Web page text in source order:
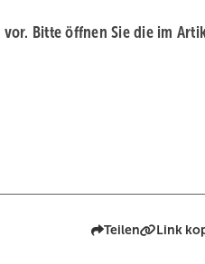
vor. Bitte öffnen Sie die im
Teilen Link